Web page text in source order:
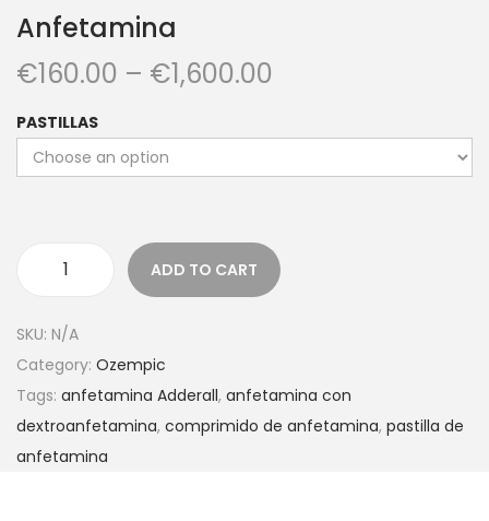
Anfetamina
€160.00 – €1,600.00
PASTILLAS
ADD TO CART
SKU: N/A
Category: Ozempic
Tags: anfetamina Adderall, anfetamina con
dextroanfetamina, comprimido de anfetamina, pastilla de
anfetamina